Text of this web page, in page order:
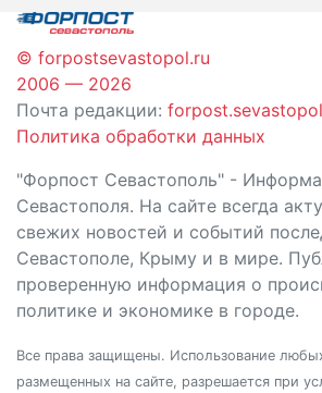
© forpostsevastopol.ru
2006 — 2026
Почта редакции:
Политика обработки данных
"Форпост Севастополь" -
Севастополя. На сайте всегда
свежих новостей и событий
Севастополе, Крыму и в мире.
проверенную информация о
политике и экономике в городе.
Все права защищены. Использование
размещенных на сайте, разрешается при